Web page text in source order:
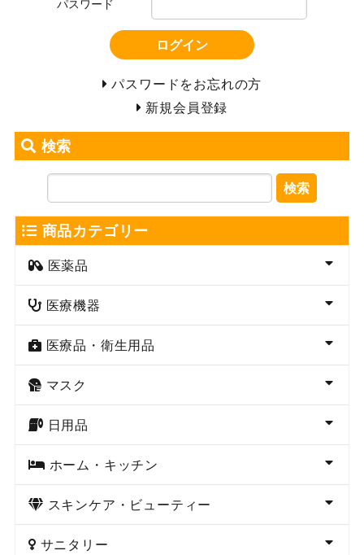
ログイン
パスワードをお忘れの方
新規会員登録
検索
検索
商品カテゴリー
医薬品
医療機器
医療品・衛生用品
マスク
日用品
ホーム・キッチン
スキンケア・ビューティー
サニタリー